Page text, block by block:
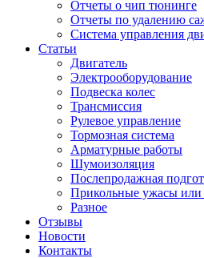
Отчеты о чип тюнинге
Отчеты по удалению
Система управления
Статьи
Двигатель
Электрооборудование
Подвеска колес
Трансмиссия
Рулевое управление
Тормозная система
Арматурные работы
Шумоизоляция
Послепродажная
Прикольные ужасы
Разное
Отзывы
Новости
Контакты